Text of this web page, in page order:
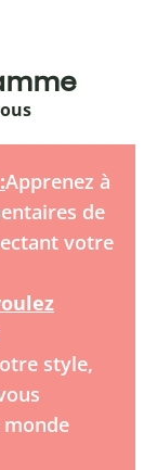
Apprenez à
de
votre
style,